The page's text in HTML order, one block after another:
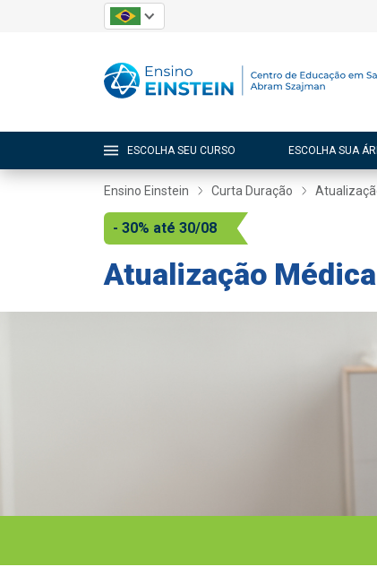
ESCOLHA SEU CURSO ESCOLHA SUA
Ensino Einstein Curta Duração
- 30% até 30/08
Atualização